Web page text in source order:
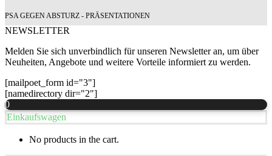
PSA GEGEN ABSTURZ - PRÄSENTATIONEN
NEWSLETTER
Melden Sie sich unverbindlich für unseren Newsletter an, um über
Neuheiten, Angebote und weitere Vorteile informiert zu werden.
[mailpoet_form id="3"]
[namedirectory dir="2"]
0
Einkaufswagen
No products in the cart.